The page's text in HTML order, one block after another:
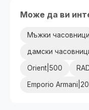
Може да ви
Мъжки
дамски
Orient|500
Emporio